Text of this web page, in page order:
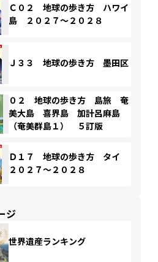
Ｃ０２ 地球の歩き方 ハワイ
島 ２０２７～２０２８
Ｊ３３ 地球の歩き方 墨田区
０２ 地球の歩き方 島旅 奄
美大島 喜界島 加計呂麻島
（奄美群島１） ５訂版
Ｄ１７ 地球の歩き方 タイ
２０２７～２０２８
ジ
世界遺産ランキング